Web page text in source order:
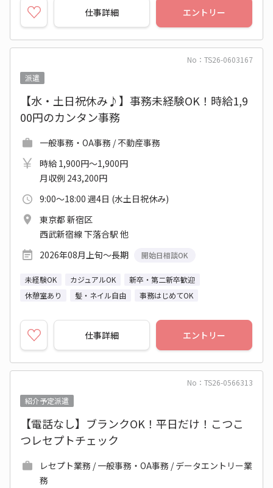
仕事詳細 エントリー
No：TS26-0603167
派遣
【水・土日祝休み♪】事務未経験OK！時給1,9
00円のカンタン事務
一般事務・OA事務 / 不動産事務
時給 1,900円～1,900円
月収例 243,200円
9:00～18:00 週4日 (水土日祝休み)
東京都 新宿区
西武新宿線 下落合駅 他
2026年08月上旬～長期
開始日相談OK
未経験OK カジュアルOK
新卒・第二新卒歓迎
休憩室あり
髪・ネイル自由 事務はじめてOK
仕事詳細 エントリー
No：TS26-0566313
紹介予定派遣
【電話なし】ブランクOK！平日だけ！こつこ
つレセプトチェック
レセプト業務 / 一般事務・OA事務 / データエントリー業
務